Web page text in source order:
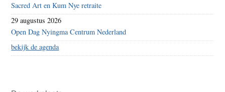
Sacred Art en Kum Nye retraite
29 augustus 2026
Open Dag Nyingma Centrum Nederland
bekijk de agenda